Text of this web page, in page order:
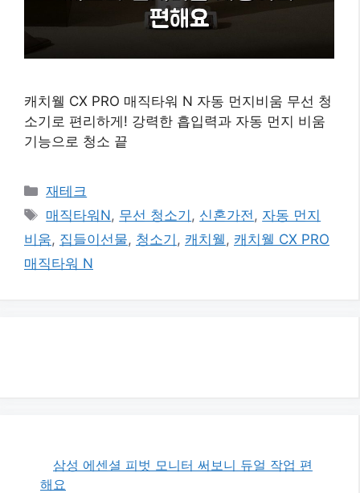
캐치웰 CX PRO 매직타워 N 자동 먼지비움 무선 청
소기로 편리하게! 강력한 흡입력과 자동 먼지 비움
기능으로 청소 끝
카
테
고
리
재테크
태
그
매직타워N, 무선 청소기 , 신혼가전 , 자동 먼지
비움, 집들이선물, 청소기 , 캐치웰 , 캐치웰 CX PRO
매직타워 N
삼성 에센셜 피벗 모니터 써보니 듀얼 작업 편
해요